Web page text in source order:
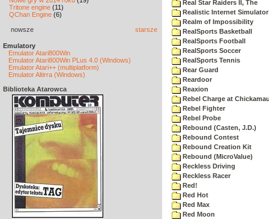
Tritone engine (11)
QChan Engine (6)
nowsze starsze
Emulatory
Emulator Atari800Win
Emulator Atari800Win PLus 4.0 (Windows)
Emulator Atari++ (multiplatform)
Emulator Altirra (Windows)
Biblioteka Atarowca
Real Star Raiders II, The
Realistic Internet Simulator
Realm of Impossibility
RealSports Basketball
RealSports Football
RealSports Soccer
RealSports Tennis
Rear Guard
Reardoor
Reaxion
Rebel Charge at
Rebel Fighter
Rebel Probe
Rebound (Casten, J.D.)
Rebound Contest
Rebound Creation Kit
Rebound (MicroValue)
Reckless Driving
Reckless Racer
Red!
Red Hot
Red Max
Red Moon